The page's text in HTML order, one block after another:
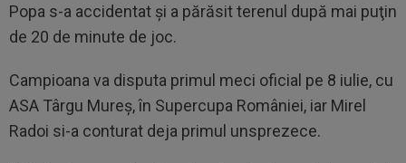
Popa s-a accidentat şi a părăsit terenul după mai puţin
de 20 de minute de joc.
Campioana va disputa primul meci oficial pe 8 iulie, cu
ASA Târgu Mureş, în Supercupa României, iar Mirel
Radoi si-a conturat deja primul unsprezece.